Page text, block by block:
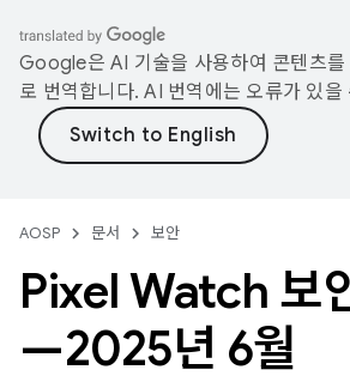
Google은 AI 기술을 사용하여 콘텐츠를
로 번역합니다. AI 번역에는 오류가 있을
AOSP 문서 보안
Pixel Watch 보
—2025년 6월